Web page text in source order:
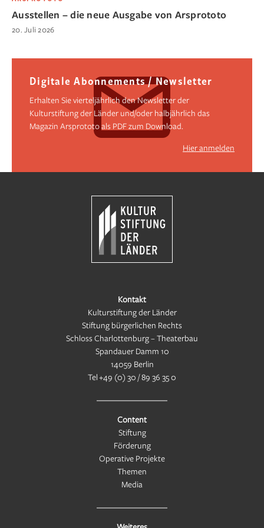
Ausstellen – die neue Ausgabe von Arsprototo
20. Juli 2026
Digitale Abonnements / Newsletter
Erhalten Sie vierteljährlich den Newsletter der
Kulturstiftung der Länder und/oder halbjährlich das
Magazin Arsprototo als PDF zum Download.
Hier anmelden
Kontakt
Kulturstiftung der Länder
Stiftung bürgerlichen Rechts
Schloss Charlottenburg – Theaterbau
Spandauer Damm 10
14059 Berlin
Tel+49 (0) 30 / 89 36 35 0
Content
Stiftung
Förderung
Operative Projekte
Themen
Media